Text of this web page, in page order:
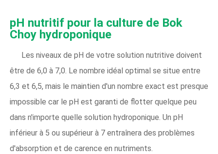
pH nutritif pour la culture de Bok
Choy hydroponique
Les niveaux de pH de votre solution nutritive doivent
être de 6,0 à 7,0. Le nombre idéal optimal se situe entre
6,3 et 6,5, mais le maintien d'un nombre exact est presque
impossible car le pH est garanti de flotter quelque peu
dans n'importe quelle solution hydroponique. Un pH
inférieur à 5 ou supérieur à 7 entraînera des problèmes
d'absorption et de carence en nutriments.